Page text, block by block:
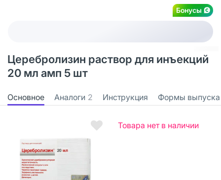
Бонусы
Церебролизин раствор для инъекций
20 мл амп 5 шт
Основное Аналоги 2 Инструкция Формы выпуска
Товара нет в наличии